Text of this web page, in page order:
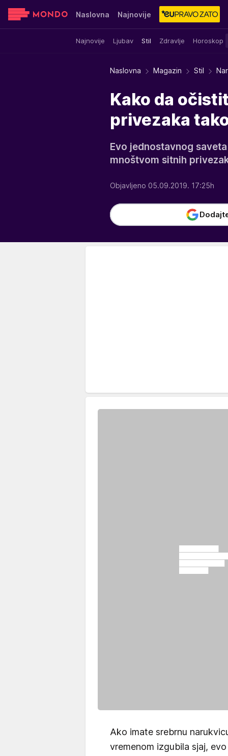
Naslovna Najnovije
Najnovije Ljubav Stil Zdravlje Horoskop
Sensa Stvar ukusa Yumama
Naslovna Magazin Stil
Kako da
privezaka
Evo jednostavnog
mnoštvom sitnih
Objavljeno 05.09.2019. 17:25h
Ako imate srebrnu
vremenom izgubila sjaj,